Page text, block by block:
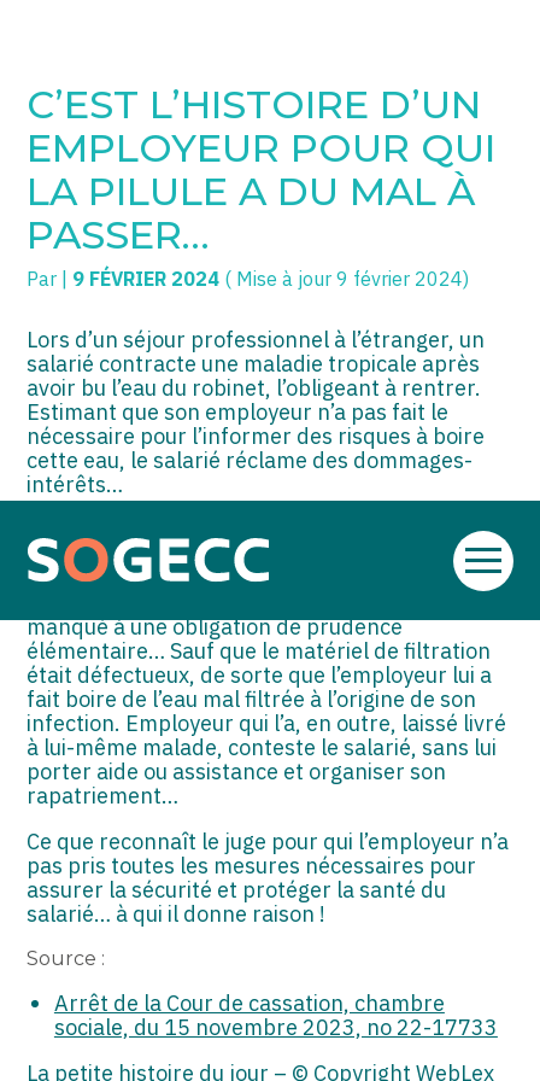
Aller
SOGECC – Noisy
SOGECC – République
SOGECC – Turbigo
COMMERÇANTS
GROUPE
SCI / LMNP
PROFESSIONS LIBÉRALES
HOLDING
PARTICULIERS
EXPATRIÉ NON RÉSIDANT
IMPATRIÉ / EXPATRIÉ
ASSOCIATIONS
SECTEUR AUDIOVISUEL
Gérer votre quotidien
Piloter votre entreprise
Développer votre entreprise
Construire votre patrimoine
Être prêt pour la facturation
électronique
C’EST L’HISTOIRE D’UN
EMPLOYEUR POUR QUI
LA PILULE A DU MAL À
PASSER…
Par 9 FÉVRIER 2024 ( Mise à jour 9 février 2024)
Lors d’un séjour professionnel à l’étranger, un
salarié contracte une maladie tropicale après
avoir bu l’eau du robinet, l’obligeant à rentrer.
Estimant que son employeur n’a pas fait le
nécessaire pour l’informer des risques à boire
cette eau, le salarié réclame des dommages-
intérêts…
Pourtant, il est notoire que l’eau de ville dans ce
pays n’est pas potable, lui rétorque l’employeur
qui rappelle qu’il lui a tout de même fourni du
manqué à une obligation de prudence
élémentaire… Sauf que le matériel de filtration
était défectueux, de sorte que l’employeur lui a
fait boire de l’eau mal filtrée à l’origine de son
infection. Employeur qui l’a, en outre, laissé livré
à lui-même malade, conteste le salarié, sans lui
porter aide ou assistance et organiser son
rapatriement…
Ce que reconnaît le juge pour qui l’employeur n’a
pas pris toutes les mesures nécessaires pour
assurer la sécurité et protéger la santé du
salarié… à qui il donne raison !
Source :
Arrêt de la Cour de cassation, chambre
sociale, du 15 novembre 2023, no 22-17733
La petite histoire du jour – © Copyright WebLex